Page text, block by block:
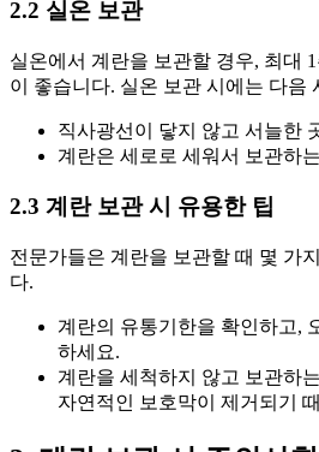
2.2 실온 보관
실온에서 계란을 보관할 경우, 최대
이 좋습니다. 실온 보관 시에는 다음
직사광선이 닿지 않고 서늘한
계란은 세로로 세워서 보관하
2.3 계란 보관 시 유용한 팁
전문가들은 계란을 보관할 때 몇 가
다.
계란의 유통기한을 확인하고,
하세요.
계란을 세척하지 않고 보관하
자연적인 보호막이 제거되기